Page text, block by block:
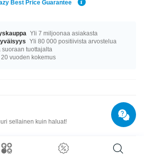
Best Price Guarantee
Yli 7 miljoonaa asiakasta
Yli 80 000 positiivista arvostelua
suoraan tuottajalta
vuoden kokemus
sellainen kuin haluat!